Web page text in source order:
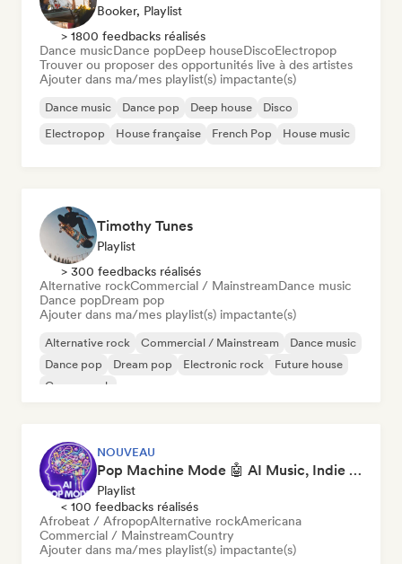
Booker, Playlist
> 1800 feedbacks réalisés
Dance musicDance popDeep houseDiscoElectropop
Trouver ou proposer des opportunités live à des artistes
Ajouter dans ma/mes playlist(s) impactante(s)
Dance music Dance pop Deep house
Disco
Electropop
House française French Pop House music
Timothy Tunes
Playlist
> 300 feedbacks réalisés
Alternative rockCommercial / MainstreamDance music
Dance popDream pop
Ajouter dans ma/mes playlist(s) impactante(s)
Alternative rock Commercial / Mainstream
Dance music
Dance pop
Dream pop Electronic rock
Future house
Garage rock
NOUVEAU
Pop Machine Mode 🤖 AI Music, Indie Pop & Dream Pop
Playlist
< 100 feedbacks réalisés
Afrobeat / AfropopAlternative rockAmericana
Commercial / MainstreamCountry
Ajouter dans ma/mes playlist(s) impactante(s)